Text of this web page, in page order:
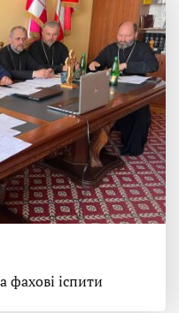
фахові іспити